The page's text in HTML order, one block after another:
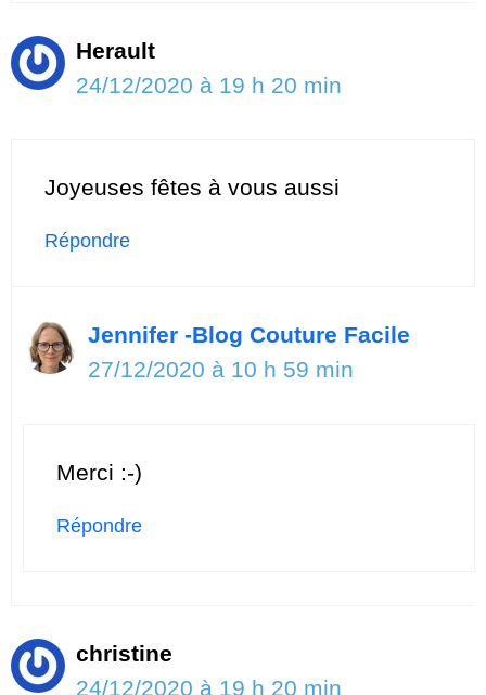
Herault
24/12/2020 à 19 h 20 min
Joyeuses fêtes à vous aussi
Répondre
Jennifer -Blog Couture Facile
27/12/2020 à 10 h 59 min
Merci :-)
Répondre
christine
24/12/2020 à 19 h 20 min